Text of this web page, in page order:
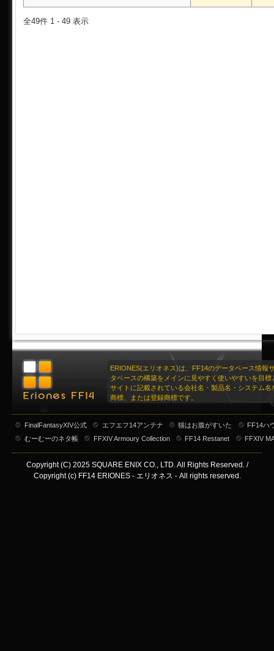
全49件 1 - 49 表示
ERIONES(エリオネス)は、FF14のデータベース情報
タベースの構築をメインに見やすく使いやすいを目標
サイトに記載されている会社名・製品名・システム名
商標、または登録商標です。
FinalFantasyXIV公式 エフエフ14アンテナ 猫はお腹がすいた
FF14ハ
むーむーのネタ帳
FFXIV Armoury Collection FF14 Restanet FFXIV
Copyright (C) 2025 SQUARE ENIX CO., LTD. All Rights Reserved. /
Copyright (c) FF14 ERIONES - エリオネス - All rights reserved.